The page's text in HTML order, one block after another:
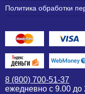
Политика обработки
8 (800) 700-51-37
ежедневно с 9.00 до